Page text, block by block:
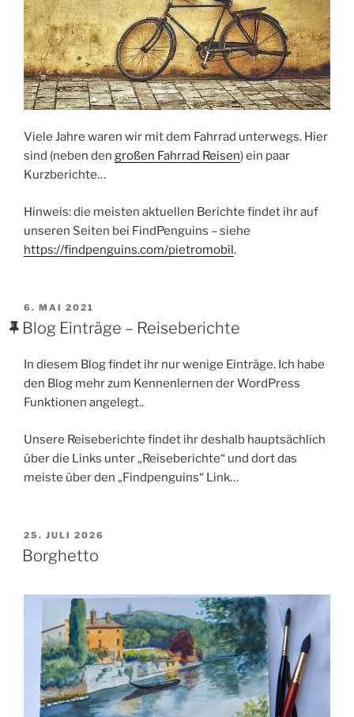
Viele Jahre waren wir mit dem Fahrrad unterwegs. Hier
sind (neben den großen Fahrrad Reisen) ein paar
Kurzberichte…
Hinweis: die meisten aktuellen Berichte findet ihr auf
unseren Seiten bei FindPenguins – siehe
https://findpenguins.com/pietromobil.
VERÖFFENTLICHT
AM
6. MAI 2021
Blog Einträge – Reiseberichte
In diesem Blog findet ihr nur wenige Einträge. Ich habe
den Blog mehr zum Kennenlernen der WordPress
Funktionen angelegt..
Unsere Reiseberichte findet ihr deshalb hauptsächlich
über die Links unter „Reiseberichte“ und dort das
meiste über den „Findpenguins“ Link…
VERÖFFENTLICHT
AM
25. JULI 2026
Borghetto